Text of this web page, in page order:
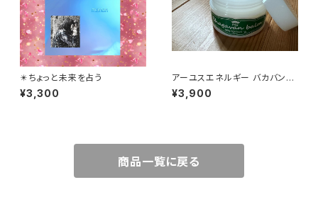
✴️ちょっと未来を占う
¥3,300
アーユスエネルギー バカバンバ
ーム（油性クリーム）『anan』掲
載品 送料込
¥3,900
商品一覧に戻る